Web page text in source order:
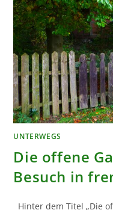
UNTERWEGS
Die offene
Besuch in
Hinter dem Titel „Die